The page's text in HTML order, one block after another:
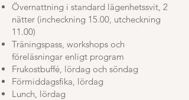
Övernattning i standard lägenhetssvit, 2
nätter (incheckning 15.00, utcheckning
11.00)
Träningspass, workshops och
föreläsningar enligt program
Frukostbuffé, lördag och söndag
Förmiddagsfika, lördag
Lunch, lördag